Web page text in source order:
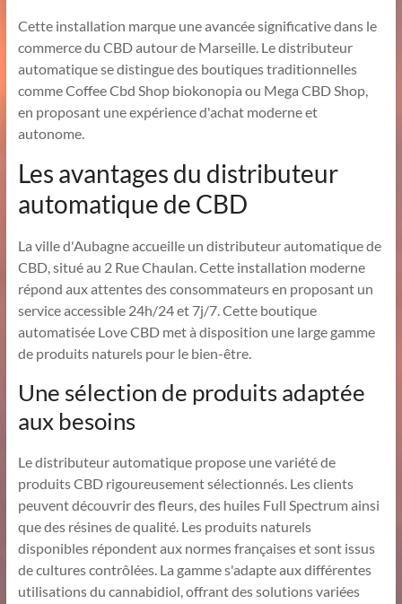
Cette installation marque une avancée significative dans le
commerce du CBD autour de Marseille. Le distributeur
automatique se distingue des boutiques traditionnelles
comme Coffee Cbd Shop biokonopia ou Mega CBD Shop,
en proposant une expérience d'achat moderne et
autonome.
Les avantages du distributeur
automatique de CBD
La ville d'Aubagne accueille un distributeur automatique de
CBD, situé au 2 Rue Chaulan. Cette installation moderne
répond aux attentes des consommateurs en proposant un
service accessible 24h/24 et 7j/7. Cette boutique
automatisée Love CBD met à disposition une large gamme
de produits naturels pour le bien-être.
Une sélection de produits adaptée
aux besoins
Le distributeur automatique propose une variété de
produits CBD rigoureusement sélectionnés. Les clients
peuvent découvrir des fleurs, des huiles Full Spectrum ainsi
que des résines de qualité. Les produits naturels
disponibles répondent aux normes françaises et sont issus
de cultures contrôlées. La gamme s'adapte aux différentes
utilisations du cannabidiol, offrant des solutions variées